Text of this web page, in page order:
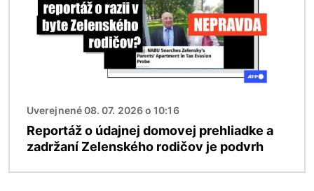
Uverejnené 08. 07. 2026 o 10:16
Reportáž o údajnej domovej prehliadke a
zadržaní Zelenského rodičov je podvrh